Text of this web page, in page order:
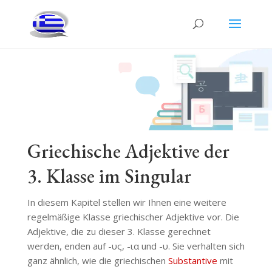
Griechische Adjektive der
3. Klasse im Singular
In diesem Kapitel stellen wir Ihnen eine weitere
regelmäßige Klasse griechischer Adjektive vor. Die
Adjektive, die zu dieser 3. Klasse gerechnet
werden, enden auf -υς, -ια und -υ. Sie verhalten sich
ganz ähnlich, wie die griechischen Substantive mit